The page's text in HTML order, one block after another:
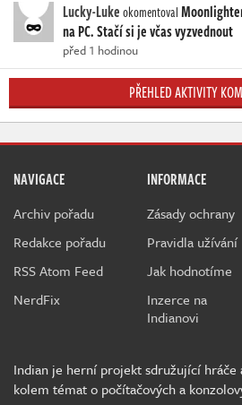
Lucky-Lukeokomentoval
na PC. Stačí si je včas vyzvednout
před 1 hodinou
PŘEHLED AKTIVITY
NAVIGACE
Archiv pořadu
Redakce pořadu
RSS Atom Feed
NerdFix
INFORMACE
Zásady ochrany
Pravidla užívání
Jak hodnotíme
Inzerce na
Indianovi
Indian je herní projekt sdružující hráče
kolem témat o počítačových a